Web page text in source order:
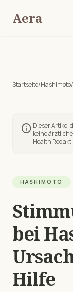
Aera
Startseite/Hashimoto/
info Dieser Artikel
keine
Health
HASHIMOTO
bei
Hilfe